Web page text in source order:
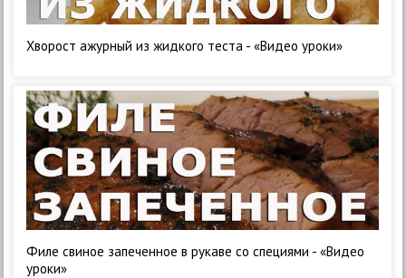
Хворост ажурный из жидкого теста - «Видео уроки»
Филе свиное запеченное в рукаве со специями - «Видео
уроки»